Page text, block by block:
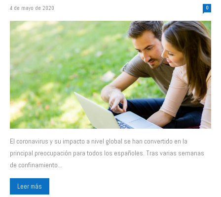
4 de mayo de 2020 0
El coronavirus y su impacto a nivel global se han convertido en la
principal preocupación para todos los españoles. Tras varias semanas
de confinamiento...
Leer más